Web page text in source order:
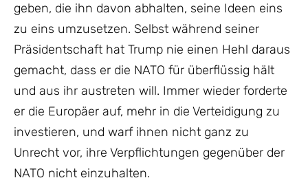
geben, die ihn davon abhalten, seine Ideen eins
zu eins umzusetzen. Selbst während seiner
Präsidentschaft hat Trump nie einen Hehl daraus
gemacht, dass er die NATO für überflüssig hält
und aus ihr austreten will. Immer wieder forderte
er die Europäer auf, mehr in die Verteidigung zu
investieren, und warf ihnen nicht ganz zu
Unrecht vor, ihre Verpflichtungen gegenüber der
NATO nicht einzuhalten.